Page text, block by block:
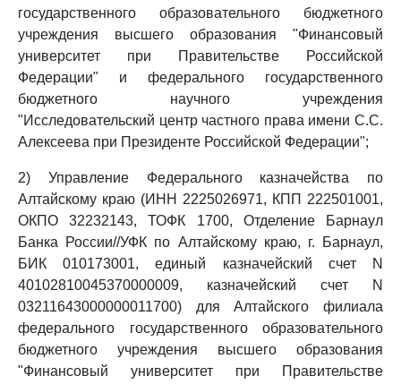
государственного образовательного бюджетного
учреждения высшего образования "Финансовый
университет при Правительстве Российской
Федерации" и федерального государственного
бюджетного научного учреждения
"Исследовательский центр частного права имени С.С.
Алексеева при Президенте Российской Федерации";
2) Управление Федерального казначейства по
Алтайскому краю (ИНН 2225026971, КПП 222501001,
ОКПО 32232143, ТОФК 1700, Отделение Барнаул
Банка России//УФК по Алтайскому краю, г. Барнаул,
БИК 010173001, единый казначейский счет N
40102810045370000009, казначейский счет N
03211643000000011700) для Алтайского филиала
федерального государственного образовательного
бюджетного учреждения высшего образования
"Финансовый университет при Правительстве